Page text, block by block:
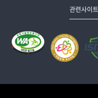
관련사이트